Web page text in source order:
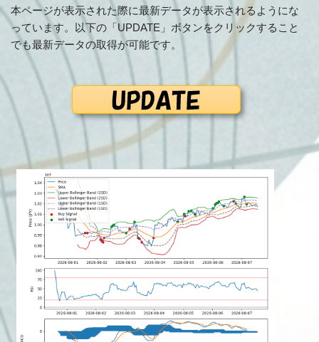
本ページが表示された際に最新データが表示されるようにな
っています。以下の「UPDATE」ボタンをクリックすること
でも最新データの取得が可能です。